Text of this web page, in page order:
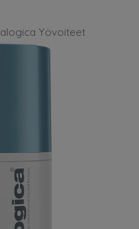
Yövoiteet